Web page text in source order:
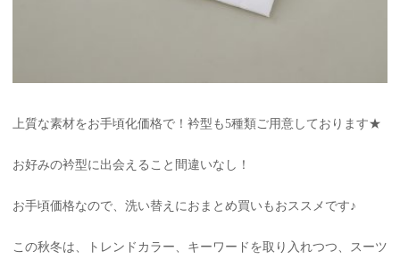
上質な素材をお手頃化価格で！衿型も5種類ご用意しております★
お好みの衿型に出会えること間違いなし！
お手頃価格なので、洗い替えにおまとめ買いもおススメです♪
この秋冬は、トレンドカラー、キーワードを取り入れつつ、スーツ